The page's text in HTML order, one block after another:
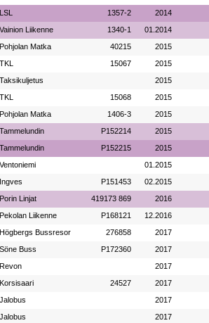
LSL 1357-2 2014
Vainion Liikenne 1340-1 01.2014
Pohjolan Matka 40215 2015
TKL 15067 2015
Taksikuljetus 2015
TKL 15068 2015
Pohjolan Matka 1406-3 2015
Tammelundin P152214 2015
Tammelundin P152215 2015
Ventoniemi 01.2015
Ingves P151453 02.2015
Porin Linjat 419173 869 2016
Pekolan Liikenne P168121 12.2016
Högbergs Bussresor 276858 2017
Söne Buss P172360 2017
Revon 2017
Korsisaari 24527 2017
Jalobus 2017
Jalobus 2017